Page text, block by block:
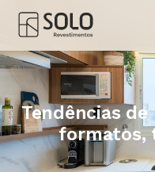
Tendências
formatos,